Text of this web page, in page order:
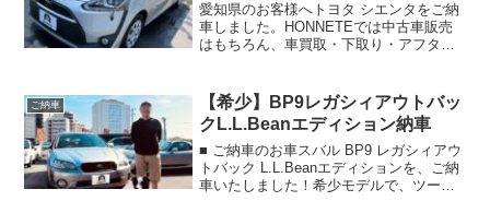
愛知県のお客様へトヨタ シエンタをご納
車しました。HONNETEでは中古車販売
はもちろん、車買取・下取り・アフター
ご納車
【希少】BP9レガシィアウトバッ
クL.L.Beanエディション納車
■ ご納車のお車スバル BP9 レガシィアウ
トバック L.L.Beanエディションを、ご納
車いたしました！希少モデルで、ツート